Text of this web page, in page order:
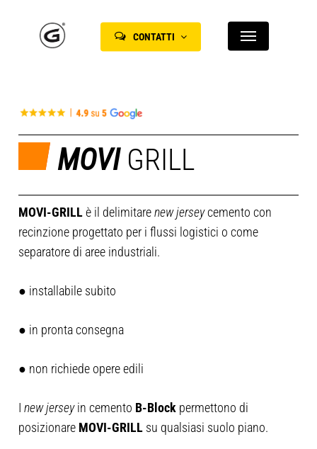
Menu
CONTATTI
MOVI GRILL
MOVI-GRILLè il delimitarenew jerseycemento con
recinzione progettato per i flussi logistici o come
separatore di aree industriali.
● installabile subito
● in pronta consegna
● non richiede opere edili
I new jerseyin cemento B-Blockpermettono di
posizionare MOVI-GRILLsu qualsiasi suolo piano.